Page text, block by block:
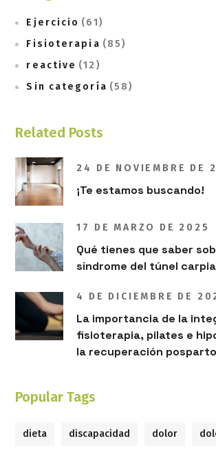
Ejercicio (61)
Fisioterapia (85)
reactive (12)
Sin categoría (58)
Related Posts
24 DE NOVIEMBRE DE
¡Te estamos buscando!
17 DE MARZO DE 2025
Qué tienes que saber
síndrome del túnel
4 DE DICIEMBRE DE
La importancia de la
fisioterapia, pilates e
la recuperación posparto
Popular Tags
dieta discapacidad dolor